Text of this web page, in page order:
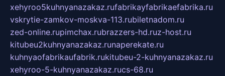
xehyroo5kuhnyanazakaz.rufabrikayfabrikaefabrika.ru
vskrytie-zamkov-moskva-113.rubiletnadom.ru
zed-online.rupimchax.rubrazzers-hd.ruz-host.ru
kitubeu2kuhnyanazakaz.runaperekate.ru
kuhnyaofabrikaufabrik.rukitubeu-2-kuhnyanazakaz.ru
xehyroo-5-kuhnyanazakaz.rucs-68.ru